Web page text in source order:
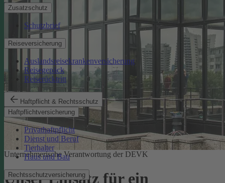
Zusatzschutz
Schutzbrief
Reiseversicherung
Auslandsreisekrankenversicherung
Reisegepäck
Reiserücktritt
Haftpflicht & Rechtsschutz
Haftpflichtversicherung
Privathaftpflicht
Dienst und Beruf
Tierhalter
Haus und Bau
Rechtsschutzversicherung
Unternehmerische Verantwortung der DEVK
Unser Einsatz für ein